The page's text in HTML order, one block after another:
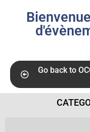
Go back to